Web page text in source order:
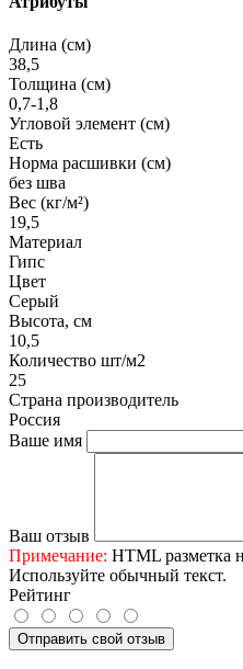
Длина (см)
38,5
Толщина (см)
0,7-1,8
Угловой элемент (см)
Есть
Норма расшивки (см)
без шва
Вес (кг/м²)
19,5
Материал
Гипс
Цвет
Серый
Высота, см
10,5
Количество шт/м2
25
Страна производитель
Россия
Ваше имя
Ваш отзыв
Примечание: HTML разметка
Используйте обычный текст.
Рейтинг
Отправить свой отзыв